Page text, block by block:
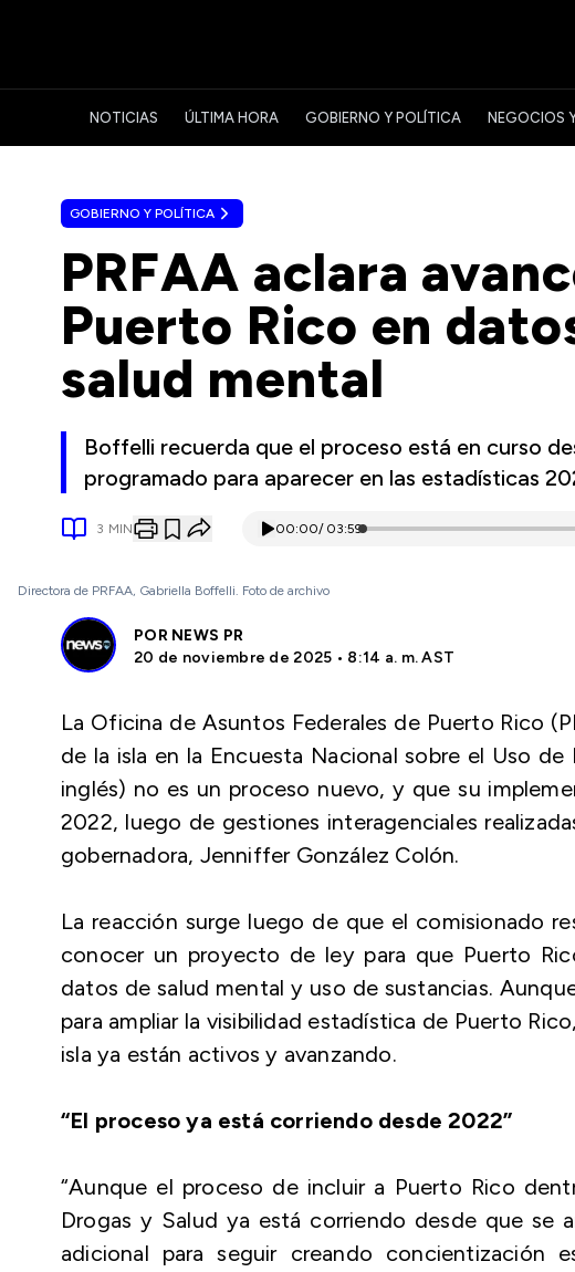
NOTICIAS ÚLTIMA HORA GOBIERNO Y POLÍTICA NEGOCIOS
GOBIERNO Y POLÍTICA
PRFAA aclara
Puerto Rico en
salud mental
Boffelli recuerda que el proceso está en curso
programado para aparecer en las estadísticas
3 MIN 00:00/ 03:59
Directora de PRFAA, Gabriella Boffelli. Foto de archivo
POR NEWS PR
20 de noviembre de 2025 • 8:14 a. m. AST
La Oficina de Asuntos Federales de Puerto Rico
de la isla en la Encuesta Nacional sobre el Uso
inglés) no es un proceso nuevo, y que su
2022, luego de gestiones interagenciales
gobernadora, Jenniffer González Colón.
La reacción surge luego de que el comisionado
conocer un proyecto de ley para que Puerto
datos de salud mental y uso de sustancias.
para ampliar la visibilidad estadística de Puerto
isla ya están activos y avanzando.
“El proceso ya está corriendo desde 2022”
“Aunque el proceso de incluir a Puerto Rico
Drogas y Salud ya está corriendo desde que se
adicional para seguir creando concientización